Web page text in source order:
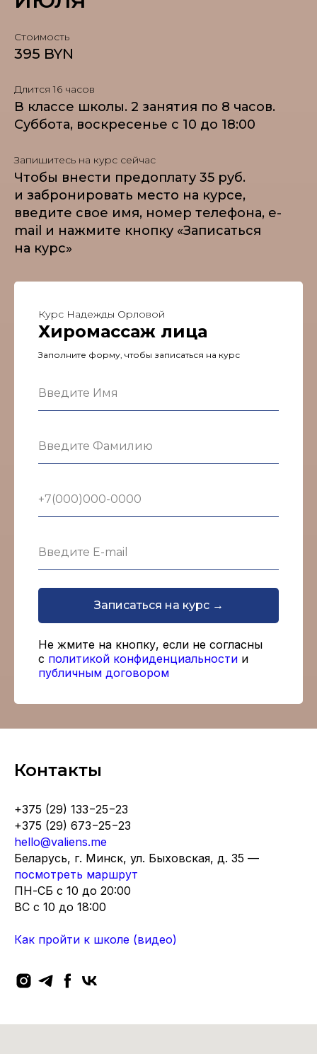
Стоимость
395 BYN
Длится 16 часов
В классе школы. 2 занятия по 8 часов.
Суббота, воскресенье c 10 до 18:00
Запишитесь на курс сейчас
Чтобы внести предоплату 35 руб.
и забронировать место на курсе,
введите свое имя, номер телефона, e-
mail и нажмите кнопку «Записаться
на курс»
Курс Надежды Орловой
Хиромассаж лица
Заполните форму, чтобы записаться на курс
Записаться на курс →
Не жмите на кнопку, если не согласны
с политикой конфиденциальности и
публичным договором
Контакты
+375 (29) 133−25−23
+375 (29) 673−25−23
hello@valiens.me
Беларусь, г. Минск, ул. Быховская, д. 35 —
посмотреть маршрут
ПН-СБ с 10 до 20:00
ВC с 10 до 18:00
Как пройти к школе (видео)